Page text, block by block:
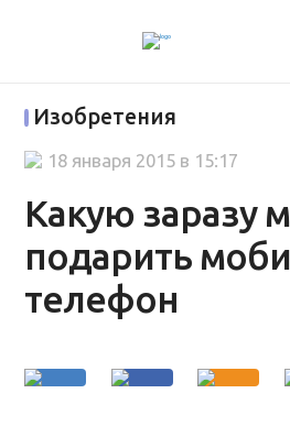
Изобретения
Какую заразу
подарить
телефон
18 января 2015 в 15:17